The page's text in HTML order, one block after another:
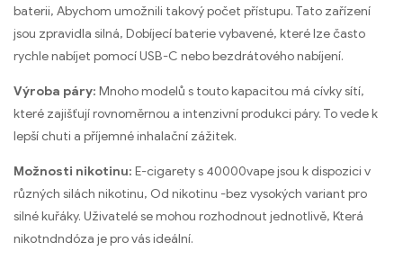
baterii, Abychom umožnili takový počet přístupu. Tato zařízení
jsou zpravidla silná, Dobíjecí baterie vybavené, které lze často
rychle nabíjet pomocí USB-C nebo bezdrátového nabíjení.
Výroba páry: Mnoho modelů s touto kapacitou má cívky sítí,
které zajišťují rovnoměrnou a intenzivní produkci páry. To vede k
lepší chuti a příjemné inhalační zážitek.
Možnosti nikotinu: E-cigarety s 40000vape jsou k dispozici v
různých silách nikotinu, Od nikotinu -bez vysokých variant pro
silné kuřáky. Uživatelé se mohou rozhodnout jednotlivě, Která
nikotndndóza je pro vás ideální.